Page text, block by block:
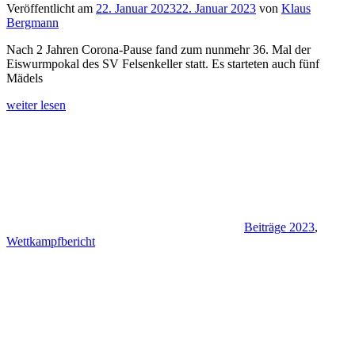
Veröffentlicht am 22. Januar 202322. Januar 2023 von Klaus
Bergmann
Nach 2 Jahren Corona-Pause fand zum nunmehr 36. Mal der
Eiswurmpokal des SV Felsenkeller statt. Es starteten auch fünf
Mädels
weiter lesen
Beiträge 2023,
Wettkampfbericht